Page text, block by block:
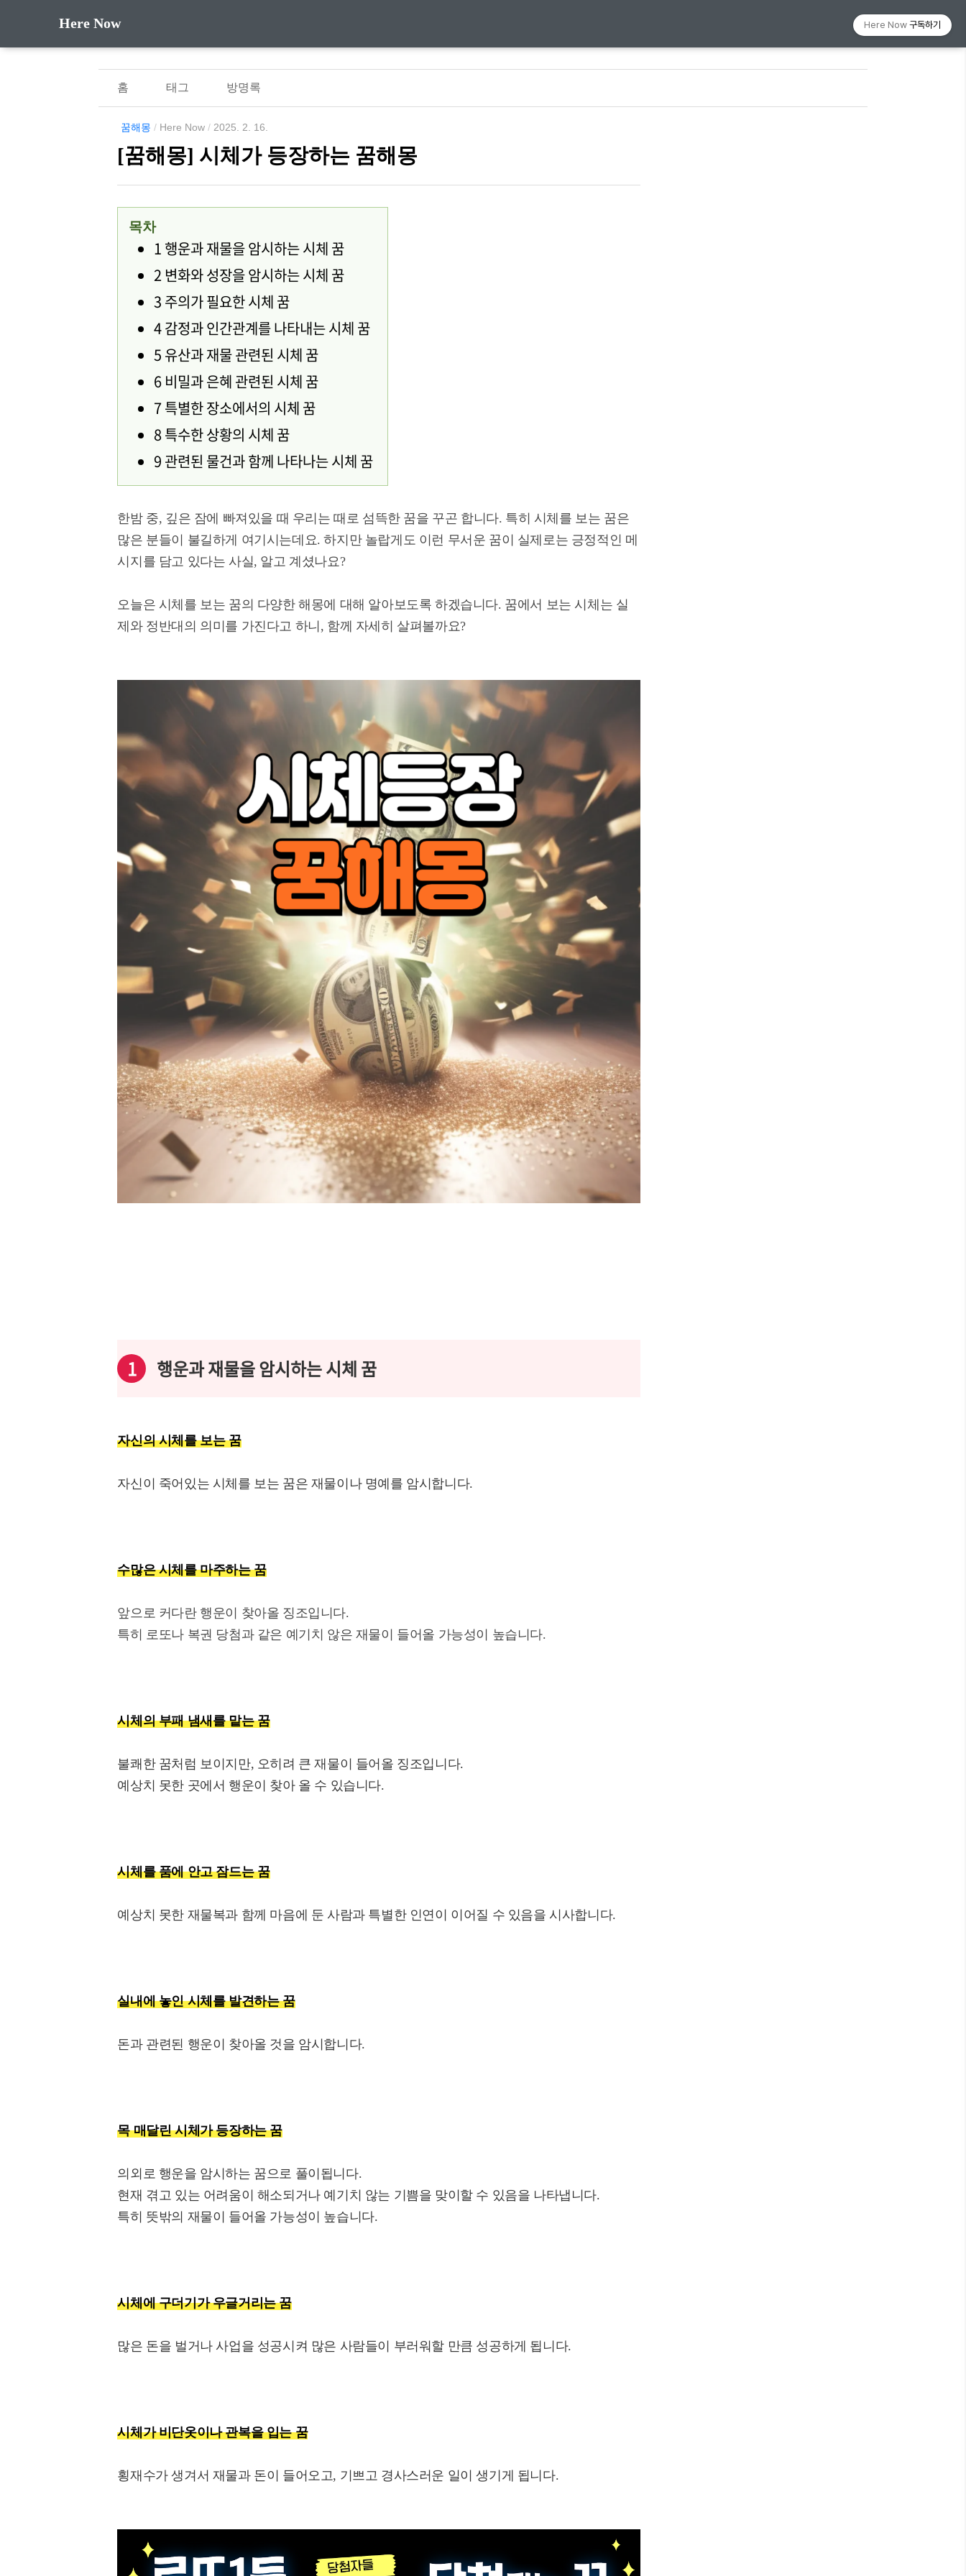
Here Now
홈 태그 방명록
꿈해몽 / Here Now / 2025. 2. 16.
[꿈해몽] 시체가 등장하는 꿈해몽
목차
1 행운과 재물을 암시하는 시체 꿈
2 변화와 성장을 암시하는 시체 꿈
3 주의가 필요한 시체 꿈
4 감정과 인간관계를 나타내는 시체 꿈
5 유산과 재물 관련된 시체 꿈
6 비밀과 은혜 관련된 시체 꿈
7 특별한 장소에서의 시체 꿈
8 특수한 상황의 시체 꿈
9 관련된 물건과 함께 나타나는 시체 꿈
한밤 중, 깊은 잠에 빠져있을 때 우리는 때로 섬뜩한 꿈을 꾸곤 합니다. 특히 시체를 보는 꿈은
많은 분들이 불길하게 여기시는데요. 하지만 놀랍게도 이런 무서운 꿈이 실제로는 긍정적인 메
시지를 담고 있다는 사실, 알고 계셨나요?
오늘은 시체를 보는 꿈의 다양한 해몽에 대해 알아보도록 하겠습니다. 꿈에서 보는 시체는 실
제와 정반대의 의미를 가진다고 하니, 함께 자세히 살펴볼까요?
1 행운과 재물을 암시하는 시체 꿈
자신의 시체를 보는 꿈
자신이 죽어있는 시체를 보는 꿈은 재물이나 명예를 암시합니다.
수많은 시체를 마주하는 꿈
앞으로 커다란 행운이 찾아올 징조입니다.
특히 로또나 복권 당첨과 같은 예기치 않은 재물이 들어올 가능성이 높습니다.
시체의 부패 냄새를 맡는 꿈
불쾌한 꿈처럼 보이지만, 오히려 큰 재물이 들어올 징조입니다.
예상치 못한 곳에서 행운이 찾아 올 수 있습니다.
시체를 품에 안고 잠드는 꿈
예상치 못한 재물복과 함께 마음에 둔 사람과 특별한 인연이 이어질 수 있음을 시사합니다.
실내에 놓인 시체를 발견하는 꿈
돈과 관련된 행운이 찾아올 것을 암시합니다.
목 매달린 시체가 등장하는 꿈
의외로 행운을 암시하는 꿈으로 풀이됩니다.
현재 겪고 있는 어려움이 해소되거나 예기치 않는 기쁨을 맞이할 수 있음을 나타냅니다.
특히 뜻밖의 재물이 들어올 가능성이 높습니다.
시체에 구더기가 우글거리는 꿈
많은 돈을 벌거나 사업을 성공시켜 많은 사람들이 부러워할 만큼 성공하게 됩니다.
시체가 비단옷이나 관복을 입는 꿈
횡재수가 생겨서 재물과 돈이 들어오고, 기쁘고 경사스러운 일이 생기게 됩니다.
Here Now 구독하기